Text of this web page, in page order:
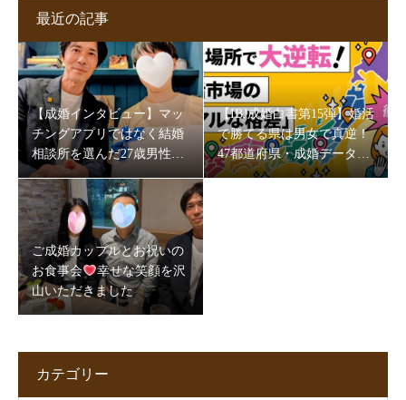
最近の記事
【成婚インタビュー】マッ
チングアプリではなく結婚
相談所を選んだ27歳男性。
5か月半で成婚できた理由
とは
【IBJ成婚白書第15弾】婚活
で勝てる県は男女で真逆！
47都道府県・成婚データが
映す“地域の素顔”
ご成婚カップルとお祝いの
お食事会
幸せな笑顔を沢
山いただきました
カテゴリー